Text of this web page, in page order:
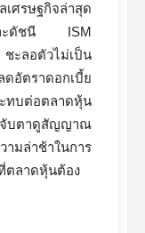
ศรษฐกิจล่าสุด
และดัชนี ISM
ชะลอตัวไม่เป็น
อัตราดอกเบี้ย
ทบต่อตลาดหุ้น
จับตาดูสัญญาณ
มล่าช้าในการ
ตลาดหุ้นต้อง